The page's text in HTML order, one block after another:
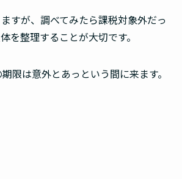
すが、調べてみたら課税対象外だっ
を整理することが大切です。
限は意外とあっという間に来ます。